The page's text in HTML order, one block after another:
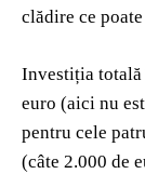
clădire ce
Investiția totală
euro (aici nu
pentru cele
(câte 2.000 de